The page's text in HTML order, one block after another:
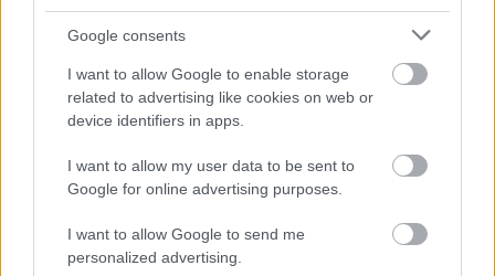
Google consents
I want to allow Google to enable storage
related to advertising like cookies on web or
device identifiers in apps.
I want to allow my user data to be sent to
Google for online advertising purposes.
I want to allow Google to send me
personalized advertising.
ELEMZÉSEK 2026. júl. 21.